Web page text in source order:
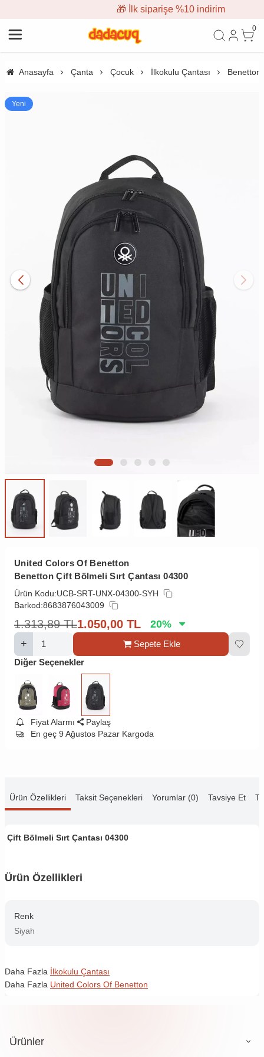
🎁 İlk siparişe %10 indirim
0
Anasayfa Çanta Çocuk İlkokulu Çantası Benetton
Yeni
United Colors Of Benetton
Benetton Çift Bölmeli Sırt Çantası 04300
Ürün Kodu:UCB-SRT-UNX-04300-SYH
Barkod:8683876043009
1.313,89 TL1.050,00 TL 20%
Sepete Ekle
Diğer Seçenekler
Fiyat Alarmı
Paylaş
En geç 9 Ağustos Pazar Kargoda
Ürün Özellikleri Taksit Seçenekleri Yorumlar (0) Tavsiye Et
Çift Bölmeli Sırt Çantası 04300
Ürün Özellikleri
Renk
Siyah
Daha Fazla İlkokulu Çantası
Daha Fazla United Colors Of Benetton
Ürünler